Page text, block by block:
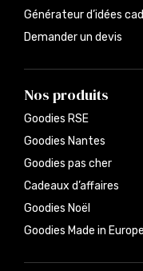
Générateur d’idées
Demander un devis
Nos produits
Goodies RSE
Goodies Nantes
Goodies pas cher
Cadeaux d’affaires
Goodies Noël
Goodies Made in Europe